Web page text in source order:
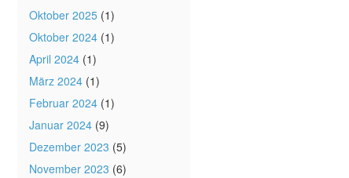
Oktober 2025 (1)
Oktober 2024 (1)
April 2024 (1)
März 2024 (1)
Februar 2024 (1)
Januar 2024 (9)
Dezember 2023 (5)
November 2023 (6)